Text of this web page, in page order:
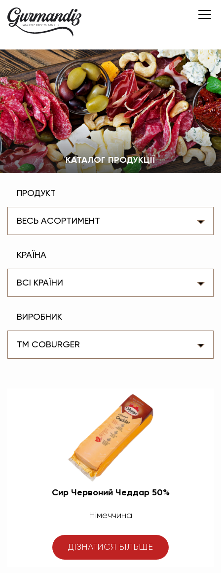
КАТАЛОГ ПРОДУКЦІЇ
ПРОДУКТ
ВЕСЬ АСОРТИМЕНТ
КРАЇНА
ВСІ КРАЇНИ
ВИРОБНИК
TM COBURGER
Сир Червоний Чеддар 50%
Німеччина
ДІЗНАТИСЯ БІЛЬШЕ